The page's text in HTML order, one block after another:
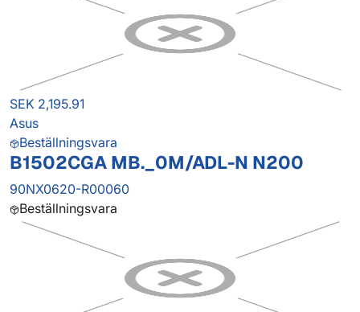
SEK 2,195.91
Asus
Beställningsvara
B1502CGA MB._0M/ADL-N N200
90NX0620-R00060
Beställningsvara